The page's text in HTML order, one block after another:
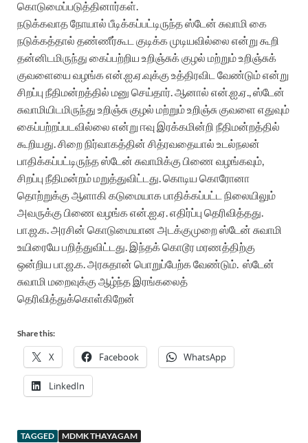
கொடுமைப்படுத்தினார்கள்.
நடுக்கவாத நோயால் பீடிக்கப்பட்டிருந்த ஸ்டேன் சுவாமி கை
நடுக்கத்தால் தண்ணீர்கூட குடிக்க முடியவில்லை என்று கூறி
தன்னிடமிருந்து கைப்பற்றிய உறிஞ்சுக் குழல் மற்றும் உறிஞ்சுக்
குவளையை வழங்க என்.ஐ.ஏ.வுக்கு உத்திரவிட வேண்டும் என்று
சிறப்பு நீதிமன்றத்தில் மனு செய்தார். ஆனால் என்.ஐ.ஏ., ஸ்டேன்
சுவாமியிடமிருந்து உறிஞ்சு குழல் மற்றும் உறிஞ்சு குவளை எதுவும்
கைப்பற்றப்படவில்லை என்று ஈவு இரக்கமின்றி நீதிமன்றத்தில்
கூறியது. சிறை நிர்வாகத்தின் சித்ரவதையால் உடல்நலன்
பாதிக்கப்பட்டிருந்த ஸ்டேன் சுவாமிக்கு பிணை வழங்கவும்,
சிறப்பு நீதிமன்றம் மறுத்துவிட்டது. கொடிய கொரோனா
தொற்றுக்கு ஆளாகி கடுமையாக பாதிக்கப்பட்ட நிலையிலும்
அவருக்கு பிணை வழங்க என்.ஐ.ஏ. எதிர்ப்பு தெரிவித்தது.
பா.ஜ.க. அரசின் கொடுமையான அடக்குமுறை ஸ்டேன் சுவாமி
உயிரையே பறித்துவிட்டது. இந்தக் கொடூர மரணத்திற்கு
ஒன்றிய பா.ஜ.க. அரசுதான் பொறுப்பேற்க வேண்டும். ஸ்டேன்
சுவாமி மறைவுக்கு ஆழ்ந்த இரங்கலைத்
தெரிவித்துக்கொள்கிறேன்
Share this:
X Facebook WhatsApp
LinkedIn
TAGGED MDMK THAYAGAM